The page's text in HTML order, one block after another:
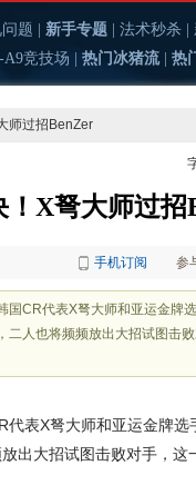
题 新手专题 法术秒杀
A9竞技场 热门冰猪流| 热
师过招BenZer
X弩大师过招
手机订阅 参
国CR代表X弩大师和亚运金牌
二人也将频频放出大招试图击
代表X弩大师和亚运金牌选
出大招试图击败对手，这